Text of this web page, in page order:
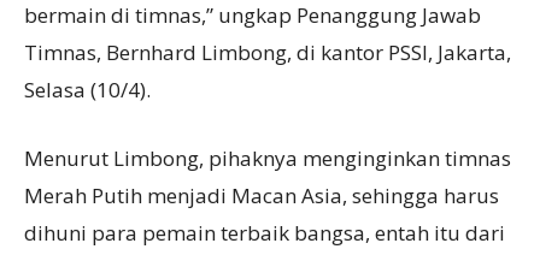
bermain di timnas,” ungkap Penanggung Jawab
Timnas, Bernhard Limbong, di kantor PSSI, Jakarta,
Selasa (10/4).
Menurut Limbong, pihaknya menginginkan timnas
Merah Putih menjadi Macan Asia, sehingga harus
dihuni para pemain terbaik bangsa, entah itu dari